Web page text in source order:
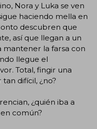
Nora y Luka se ven
haciendo mella en
descubren que
así que llegan a un
mantener la farsa con
llegue el
Total, fingir una
difícil, ¿no?
¿quién iba a
común?